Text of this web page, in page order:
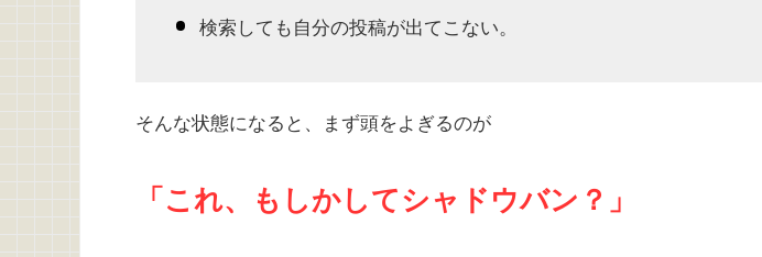
検索しても自分の投稿が出てこない。
そんな状態になると、まず頭をよぎるのが
「これ、もしかしてシャドウバン？」